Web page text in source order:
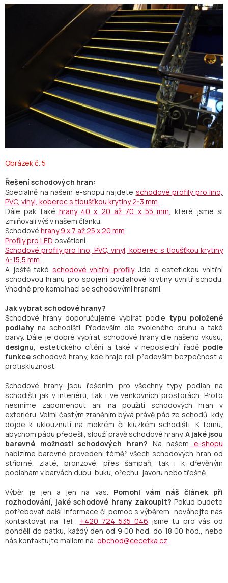
Obrázek č. 5
Řešení schodových hran:
Speciálně na našem e-shopu najdete schodové profily pro lino,
PVC, vinyl, koberec s tloušťkou krytiny 2-3 mm.
Dále pak také hrany 40 x 20 až 70 x 55 mm , které jsme si
zmiňovali výš v našem článku.
Schodové hrany 9 x 7 až 25 x 20 mm
Profily pro LED osvětlení.
Schodové profily pro lino, PVC, vinyl, koberec s tloušťkou krytiny
4-15,5 mm.
A ještě také schodové vnitřní profily. Jde o estetickou vnitřní
schodovou hranu pro spojení podlahové krytiny uvnitř schodu.
Vhodné pro kombinaci se schodovými hranami.
Jak vybrat schodové hrany?
Schodové hrany doporučujeme vybírat podle typu položené
podlahy na schodišti. Především dle zvoleného druhu a také
barvy. Dále je dobré vybírat schodové hrany dle našeho vkusu,
designu , estetického cítění a také v neposlední řadě podle
funkce schodové hrany, kde hraje roli především bezpečnost a
protiskluznost.
Schodové hrany jsou řešením pro všechny typy podlah na
schodišti jak v interiéru, tak i ve venkovních prostorách. Proto
nesmíme zapomenout ani na použití schodových hran v
exteriéru. Velmi častým zraněním bývá právě pád ze schodů, kdy
dojde k uklouznutí na mokrém či kluzkém schodišti. K tomu,
abychom pádu předešli, slouží právě schodové hrany. A jaké jsou
barevné možnosti schodových hran? Na našem e-shopu
nabízíme barevné provedení téměř všech schodových hran od
stříbrné, zlaté, bronzové, přes šampaň, tak i k dřevěným
podlahám v barvách dubu, buku, ořechu, javoru nebo třešně.
Výběr je jen a jen na vás. Pomohl vám náš článek při
rozhodování, jaké schodové hrany zakoupit? Pokud budete
potřebovat další informace či pomoc s výběrem, neváhejte nás
kontaktovat na Tel.: +420 724 535 046 jsme tu pro vás od
pondělí do pátku, každý den od 9:00 hod. do 18:00 hod., nebo
nás kontaktujte mailem na: obchod@cecetka.cz